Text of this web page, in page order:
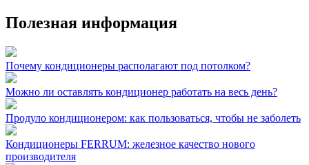
Полезная информация
Почему кондиционеры располагают под потолком?
Можно ли оставлять кондиционер работать на весь день?
Продуло кондиционером: как пользоваться, чтобы не заболеть
Кондиционеры FERRUM: железное качество нового
производителя